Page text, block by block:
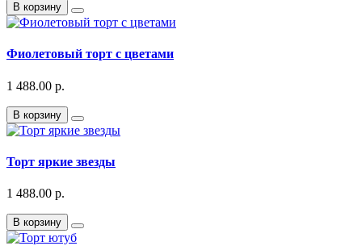
В корзину
Фиолетовый торт с цветами
1 488.00 р.
В корзину
Торт яркие звезды
1 488.00 р.
В корзину